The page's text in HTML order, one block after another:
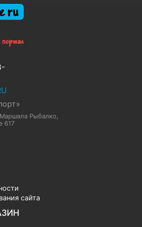
Рыбалко,
617
сайта